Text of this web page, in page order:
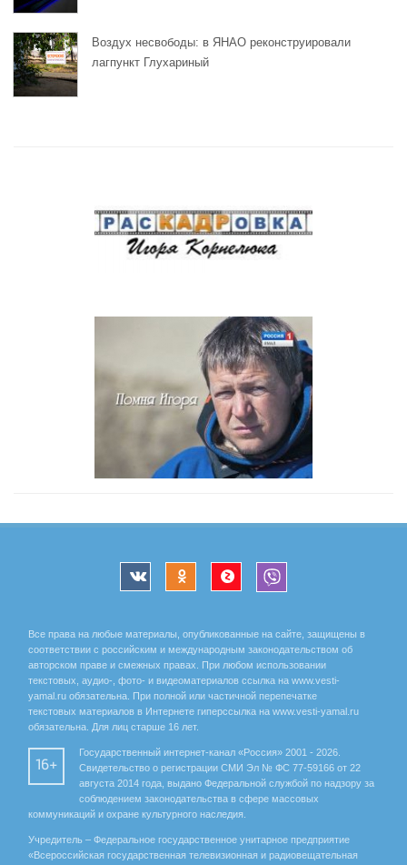
Воздух несвободы: в ЯНАО реконструировали
лагпункт Глухариный
Все права на любые материалы, опубликованные на сайте, защищены в
соответствии с российским и международным законодательством об
авторском праве и смежных правах. При любом использовании
текстовых, аудио-, фото- и видеоматериалов ссылка на www.vesti-
yamal.ru обязательна. При полной или частичной перепечатке
текстовых материалов в Интернете гиперссылка на www.vesti-yamal.ru
обязательна. Для лиц старше 16 лет.
16+
Государственный интернет-канал «Россия» 2001 - 2026.
Свидетельство о регистрации СМИ Эл № ФС 77-59166 от 22
августа 2014 года, выдано Федеральной службой по надзору за
соблюдением законодательства в сфере массовых
коммуникаций и охране культурного наследия.
Учредитель – Федеральное государственное унитарное предприятие
«Всероссийская государственная телевизионная и радиовещательная